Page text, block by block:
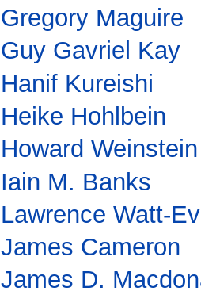
Gregory Maguire
Guy Gavriel Kay
Hanif Kureishi
Heike Hohlbein
Howard Weinstein
Iain M. Banks
Lawrence Watt-
James Cameron
James D.